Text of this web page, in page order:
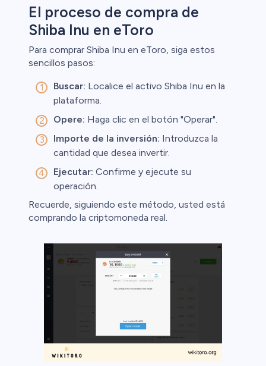
El proceso de compra de
Shiba Inu en eToro
Para comprar Shiba Inu en eToro, siga estos
sencillos pasos:
Buscar: Localice el activo Shiba Inu en la
plataforma.
Opere: Haga clic en el botón "Operar".
Importe de la inversión: Introduzca la
cantidad que desea invertir.
Ejecutar: Confirme y ejecute su
operación.
Recuerde, siguiendo este método, usted está
comprando la criptomoneda real.